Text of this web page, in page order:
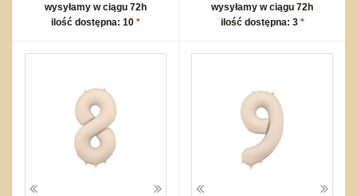
wysyłamy w ciągu 72h
ilość dostępna: 10 *
wysyłamy w ciągu 72h
ilość dostępna: 3 *